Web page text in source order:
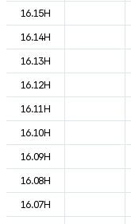
16.15H
16.14H
16.13H
16.12H
16.11H
16.10H
16.09H
16.08H
16.07H